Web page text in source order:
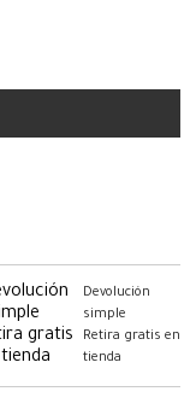
Devolución
simple
Retira gratis en
tienda